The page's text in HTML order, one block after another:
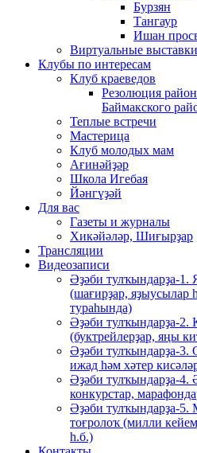
Бурзян
Тангаур
Ишан
Виртуальные выставки
Клубы по интересам
Клуб краеведов
Резолюция
Баймакского
Теплые встречи
Мастерица
Клуб молодых мам
Ағинәйҙәр
Школа Игебая
Йәнгүҙәй
Для вас
Газеты и журналы
Хикәйәләр, Шиғырҙар
Трансляции
Видеозаписи
Әҙәби тулҡындарҙа-1.
(шағирҙар, яҙыусылар
тураһында)
Әҙәби тулҡындарҙа-2.
(буктрейлерҙар, яңы
Әҙәби тулҡындарҙа-3.
ижад һәм хәтер
Әҙәби тулҡындарҙа-4.
конкурстар,
Әҙәби тулҡындарҙа-5.
тоғролоҡ (милли
һ.б.)